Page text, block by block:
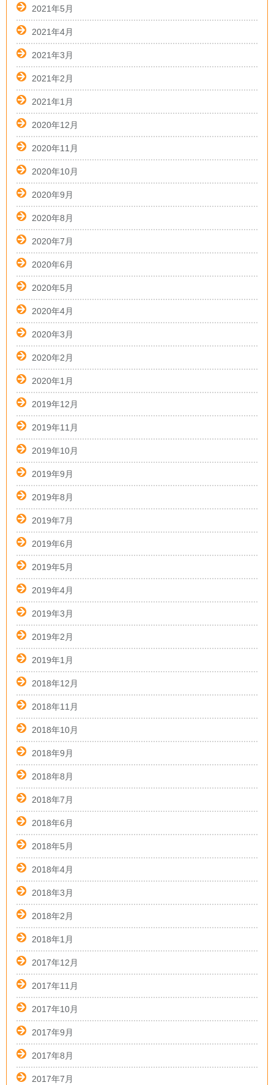
2021年5月
2021年4月
2021年3月
2021年2月
2021年1月
2020年12月
2020年11月
2020年10月
2020年9月
2020年8月
2020年7月
2020年6月
2020年5月
2020年4月
2020年3月
2020年2月
2020年1月
2019年12月
2019年11月
2019年10月
2019年9月
2019年8月
2019年7月
2019年6月
2019年5月
2019年4月
2019年3月
2019年2月
2019年1月
2018年12月
2018年11月
2018年10月
2018年9月
2018年8月
2018年7月
2018年6月
2018年5月
2018年4月
2018年3月
2018年2月
2018年1月
2017年12月
2017年11月
2017年10月
2017年9月
2017年8月
2017年7月